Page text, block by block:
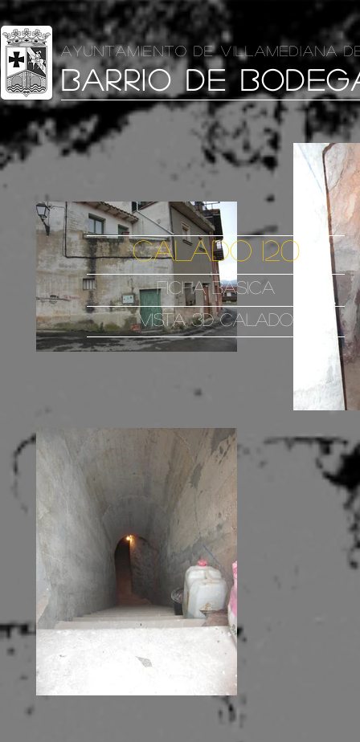
AYUNTAMIENTO DE VILLAMEDIANA
BARRIO DE
VISTA 3D CALADO
FICHA BASICA
CALADO 120